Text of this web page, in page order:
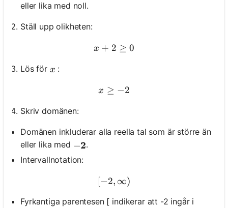
eller lika med noll.
Ställ upp olikheten:
x+2 \geq 0
x + 2 ≥ 0
Lös för x
x :
x \geq -2
x ≥ −2
Skriv domänen:
Domänen inkluderar alla reella tal som är större än
eller lika med \mathbf{- 2}
−2.
Intervallnotation:
[-2, \infty)
[−2, ∞)
Fyrkantiga parentesen [ indikerar att -2 ingår i